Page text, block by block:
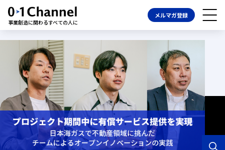
事業創造に関わるすべての人に
メルマガ登録